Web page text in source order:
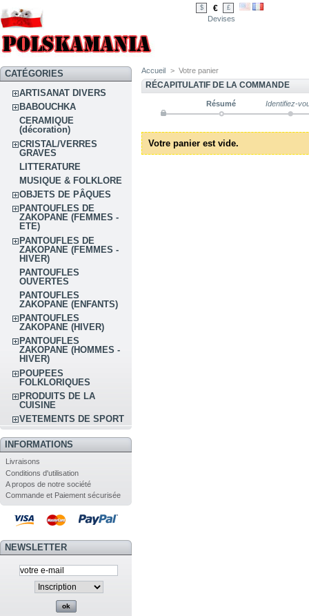
$ € £
Devises
CATÉGORIES
ARTISANAT DIVERS
BABOUCHKA
CERAMIQUE
(décoration)
CRISTAL/VERRES
GRAVES
LITTERATURE
MUSIQUE & FOLKLORE
OBJETS DE PÂQUES
PANTOUFLES DE
ZAKOPANE (FEMMES -
ETE)
PANTOUFLES DE
ZAKOPANE (FEMMES -
HIVER)
PANTOUFLES
OUVERTES
PANTOUFLES
ZAKOPANE (ENFANTS)
PANTOUFLES
ZAKOPANE (HIVER)
PANTOUFLES
ZAKOPANE (HOMMES -
HIVER)
POUPEES
FOLKLORIQUES
PRODUITS DE LA
CUISINE
VETEMENTS DE SPORT
INFORMATIONS
Livraisons
Conditions d'utilisation
A propos de notre société
Commande et Paiement sécurisée
NEWSLETTER
Accueil > Votre panier
RÉCAPITULATIF DE LA COMMANDE
Résumé Identifiez-
Votre panier est vide.